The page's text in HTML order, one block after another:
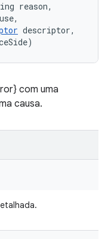
reason,
descriptor,
com uma
causa.